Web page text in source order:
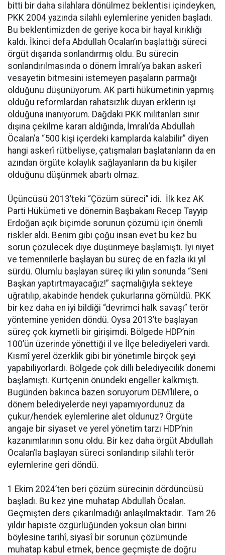
bitti bir daha silahlara dönülmez beklentisi içindeyken,
PKK 2004 yazında silahlı eylemlerine yeniden başladı.
Bu beklentimizden de geriye koca bir hayal kırıklığı
kaldı. İkinci defa Abdullah Öcalan’ın başlattığı süreci
örgüt dışarıda sonlandırmış oldu. Bu sürecin
sonlandırılmasında o dönem İmralı’ya bakan askerî
vesayetin bitmesini istemeyen paşaların parmağı
olduğunu düşünüyorum. AK parti hükümetinin yapmış
olduğu reformlardan rahatsızlık duyan erklerin işi
olduğuna inanıyorum. Dağdaki PKK militanları sınır
dışına çekilme kararı aldığında, İmralı’da Abdullah
Öcalan’a “500 kişi içerdeki kamplarda kalabilir” diyen
hangi askerî rütbeliyse, çatışmaları başlatanların da en
azından örgüte kolaylık sağlayanların da bu kişiler
olduğunu düşünmek abartı olmaz.
Üçüncüsü 2013’teki “Çözüm süreci” idi. İlk kez AK
Parti Hükümeti ve dönemin Başbakanı Recep Tayyip
Erdoğan açık biçimde sorunun çözümü için önemli
riskler aldı. Benim gibi çoğu insan evet bu kez bu
sorun çözülecek diye düşünmeye başlamıştı. İyi niyet
ve temennilerle başlayan bu süreç de en fazla iki yıl
sürdü. Olumlu başlayan süreç iki yılın sonunda “Seni
Başkan yaptırtmayacağız!” saçmalığıyla sekteye
uğratılıp, akabinde hendek çukurlarına gömüldü. PKK
bir kez daha en iyi bildiği “devrimci halk savaşı” terör
yöntemine yeniden döndü. Oysa 2013’te başlayan
süreç çok kıymetli bir girişimdi. Bölgede HDP’nin
100’ün üzerinde yönettiği il ve İlçe belediyeleri vardı.
Kısmî yerel özerklik gibi bir yönetimle birçok şeyi
yapabiliyorlardı. Bölgede çok dilli belediyecilik dönemi
başlamıştı. Kürtçenin önündeki engeller kalkmıştı.
Bugünden bakınca bazen soruyorum DEM’lilere, o
dönem belediyelerde neyi yapamıyordunuz da
çukur/hendek eylemlerine alet oldunuz? Örgüte
angaje bir siyaset ve yerel yönetim tarzı HDP’nin
kazanımlarının sonu oldu. Bir kez daha örgüt Abdullah
Öcalan’la başlayan süreci sonlandırıp silahlı terör
eylemlerine geri döndü.
1 Ekim 2024’ten beri çözüm sürecinin dördüncüsü
başladı. Bu kez yine muhatap Abdullah Öcalan.
Geçmişten ders çıkarılmadığı anlaşılmaktadır. Tam 26
yıldır hapiste özgürlüğünden yoksun olan birini
böylesine tarihî, siyasî bir sorunun çözümünde
muhatap kabul etmek, bence geçmişte de doğru